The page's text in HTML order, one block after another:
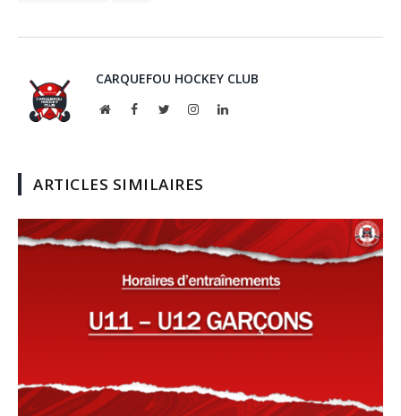
CARQUEFOU HOCKEY CLUB
WebsiteFacebookTwitterInstagramLinkedIn
ARTICLES SIMILAIRES